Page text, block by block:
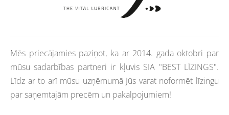
Mēs priecājamies paziņot, ka ar 2014. gada oktobri par
mūsu sadarbības partneri ir kļuvis SIA "BEST LĪZINGS".
Līdz ar to arī mūsu uzņēmumā Jūs varat noformēt līzingu
par saņemtajām precēm un pakalpojumiem!